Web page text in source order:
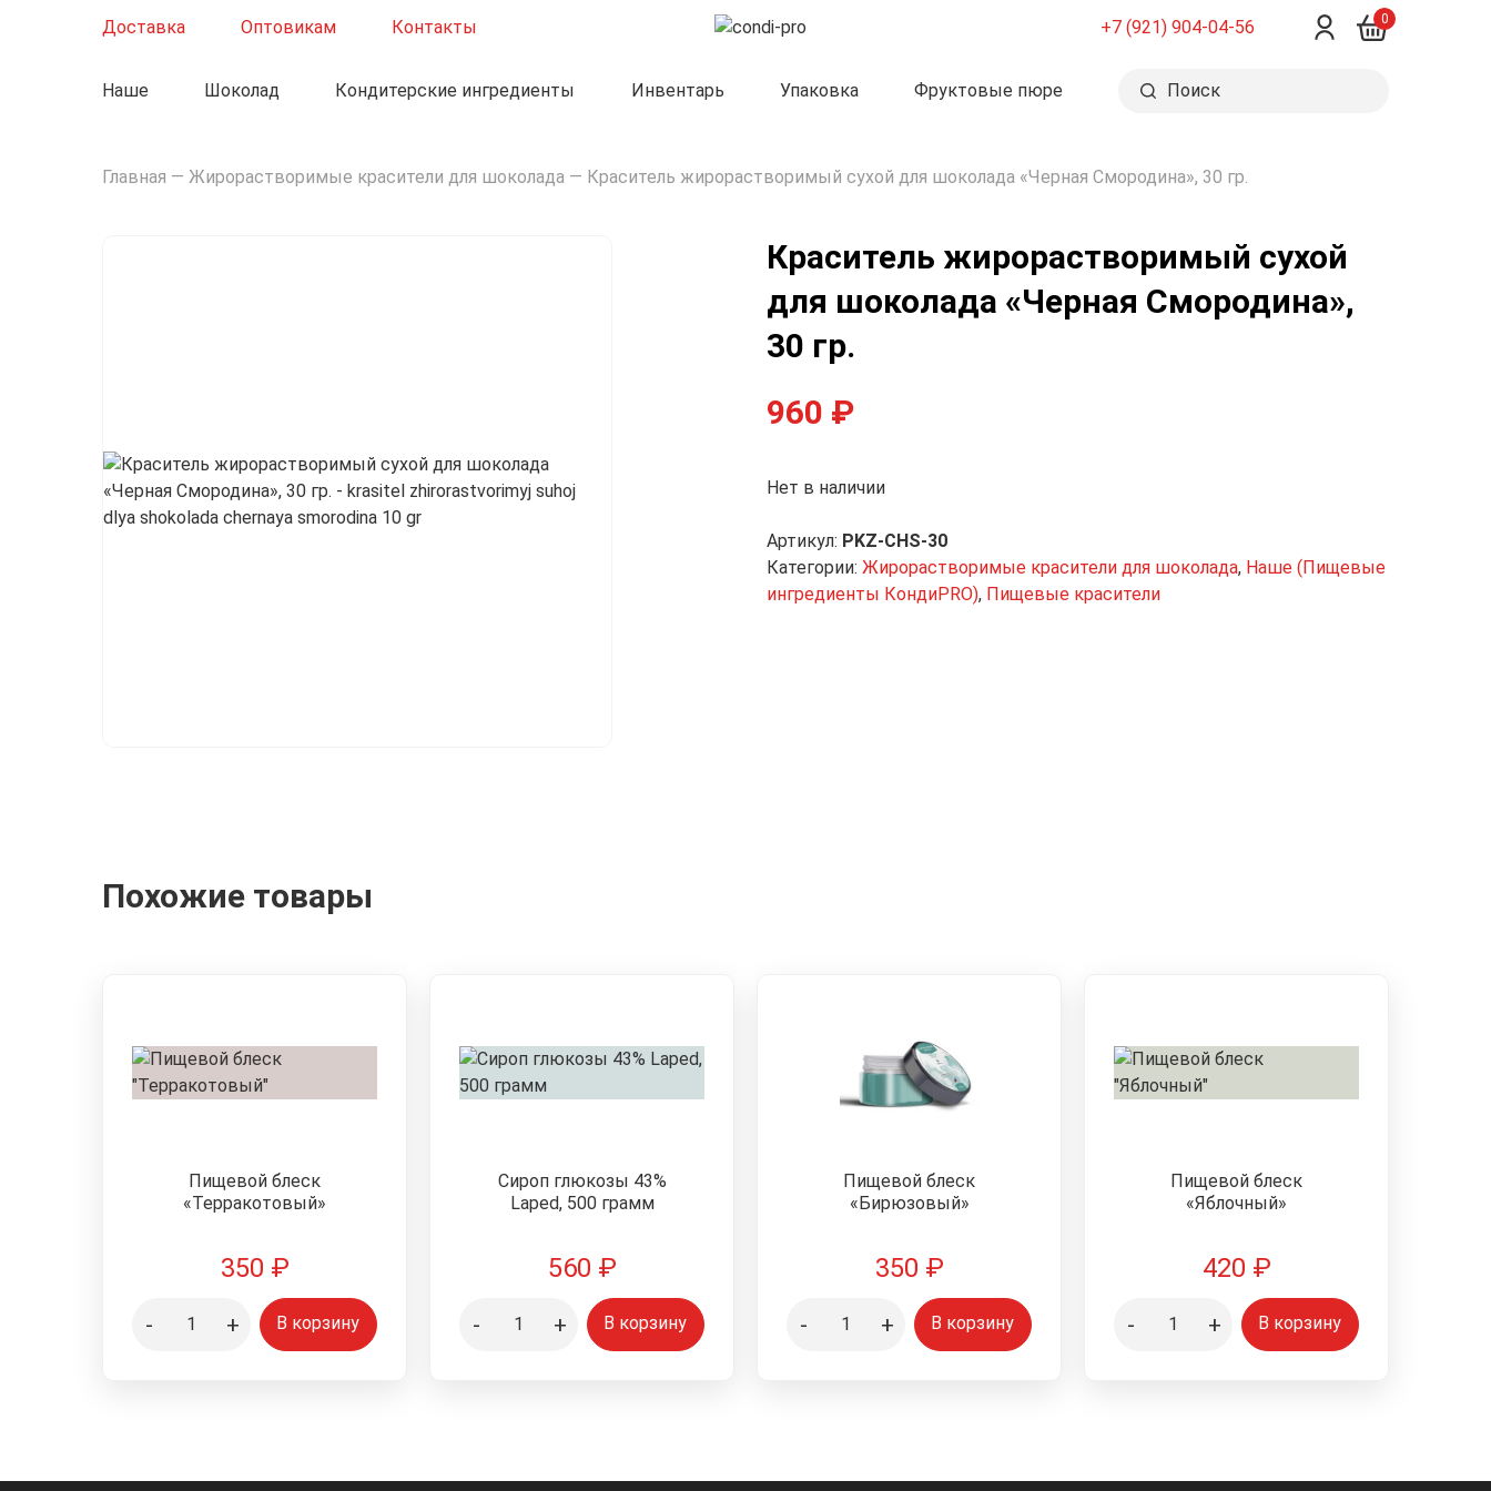
Доставка Оптовикам Контакты +7 (921) 904-04-56 0
Наше
Пищевые добавки по 5кг.
Красители какао-масло
Водорастворимые красители
Пищевые блески
Шоколад Кондитерские ингредиенты Инвентарь
Формы Implast
Формы Chocolate World
Формы Martellato
Упаковка Фруктовые пюре Поиск
Главная — Жирорастворимые красители для шоколада — Краситель жирорастворимый сухой для шоколада «Черная Смородина», 30 гр.
Краситель жирорастворимый сухой
для шоколада «Черная Смородина»,
30 гр.
960 ₽
Нет в наличии
Артикул: PKZ-CHS-30
Категории:Жирорастворимые красители для шоколада, Наше (Пищевые
ингредиенты КондиPRO), Пищевые красители
Похожие товары
Пищевой блеск
«Терракотовый»
350 ₽
- + В корзину
Сироп глюкозы 43%
Laped, 500 грамм
560 ₽
- + В корзину
Пищевой блеск
«Бирюзовый»
350 ₽
- + В корзину
Пищевой блеск
«Яблочный»
420 ₽
- + В корзину